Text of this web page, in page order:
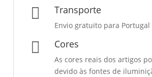
 Transporte
Envio gratuito para
 Cores
As cores reais dos artigos
devido às fontes de